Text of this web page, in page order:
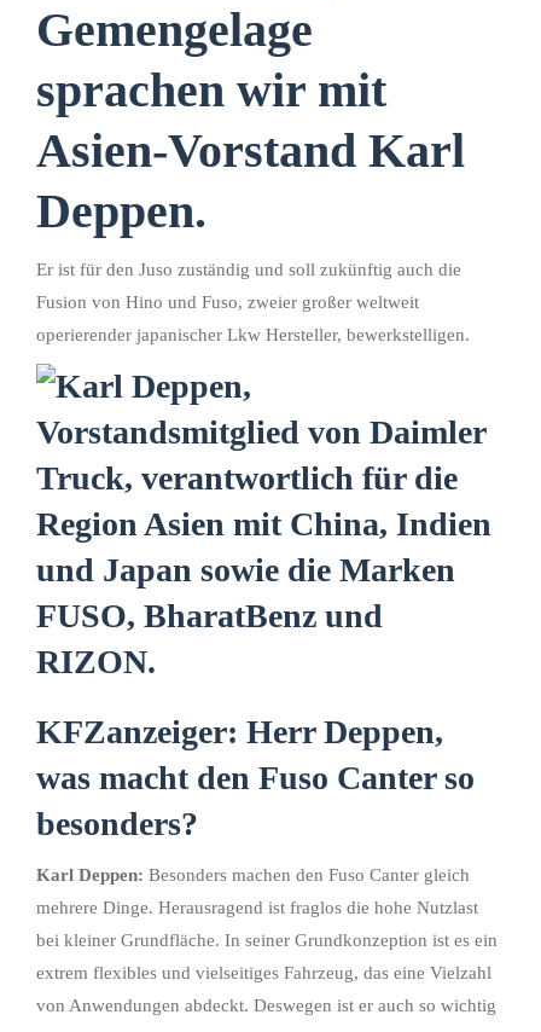
Gemengelage
sprachen wir mit
Asien-Vorstand Karl
Deppen.
Er ist für den Juso zuständig und soll zukünftig auch die
Fusion von Hino und Fuso, zweier großer weltweit
operierender japanischer Lkw Hersteller, bewerkstelligen.
KFZanzeiger: Herr Deppen,
was macht den Fuso Canter so
besonders?
Karl Deppen: Besonders machen den Fuso Canter gleich
mehrere Dinge. Herausragend ist fraglos die hohe Nutzlast
bei kleiner Grundfläche. In seiner Grundkonzeption ist es ein
extrem flexibles und vielseitiges Fahrzeug, das eine Vielzahl
von Anwendungen abdeckt. Deswegen ist er auch so wichtig